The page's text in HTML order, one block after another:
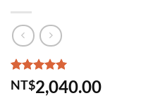
評分5.00 /
5，已有
1
位
NT$2,040.00